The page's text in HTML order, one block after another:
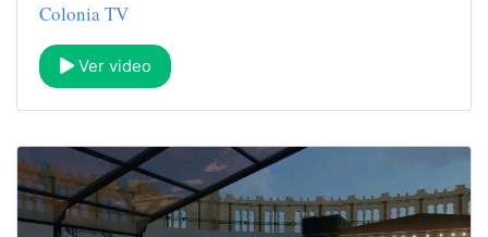
Colonia TV
Ver video